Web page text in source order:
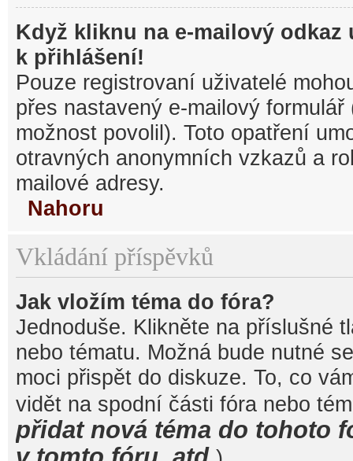
Když kliknu na e-mailový odkaz
k přihlášení!
Pouze registrovaní uživatelé
přes nastavený e-mailový
možnost povolil). Toto opatření
otravných anonymních vzkazů a
mailové adresy.
Nahoru
Vkládání příspěvků
Jak vložím téma do fóra?
Jednoduše. Klikněte na příslušné
nebo tématu. Možná bude nutné
moci přispět do diskuze. To, co
vidět na spodní části fóra nebo
přidat nová téma do tohoto